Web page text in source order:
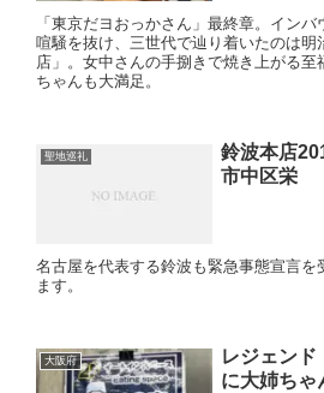
「東京だヨおっかさん」最終章。イン
喧騒を抜け、三世代で辿り着いたのは明
店」。女中さんの手捌きで焼き上がる至
ちゃんも大満足。
聖地巡礼
鈴波本店
市中区栄
名古屋を代表する鈴波も緊急事態宣言を
ます。
大阪府
レジェンド
に大姉ちゃ